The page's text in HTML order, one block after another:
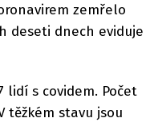
zemřelo
deseti dnech eviduje
lidí s covidem. Počet
těžkém stavu jsou